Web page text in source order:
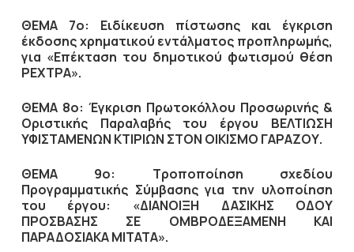
ΘΕΜΑ 7ο: Ειδίκευση πίστωσης και έγκριση
έκδοσης χρηματικού εντάλματος προπληρωμής,
για «Επέκταση του δημοτικού φωτισμού θέση
ΡΕΧΤΡΑ».
ΘΕΜΑ 8ο: Έγκριση Πρωτοκόλλου Προσωρινής &
Οριστικής Παραλαβής του έργου ΒΕΛΤΙΩΣΗ
ΥΦΙΣΤΑΜΕΝΩΝ ΚΤΙΡΙΩΝ ΣΤΟΝ ΟΙΚΙΣΜΟ ΓΑΡΑΖΟΥ.
ΘΕΜΑ 9ο: Τροποποίηση σχεδίου
Προγραμματικής Σύμβασης για την υλοποίηση
του έργου: «ΔΙΑΝΟΙΞΗ ΔΑΣΙΚΗΣ ΟΔΟΥ
ΠΡΟΣΒΑΣΗΣ ΣΕ ΟΜΒΡΟΔΕΞΑΜΕΝΗ ΚΑΙ
ΠΑΡΑΔΟΣΙΑΚΑ ΜΙΤΑΤΑ».